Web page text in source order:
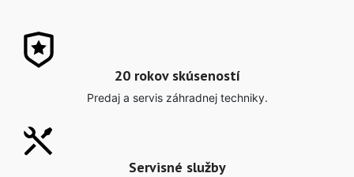
20 rokov skúseností
Predaj a servis záhradnej techniky.
Servisné služby